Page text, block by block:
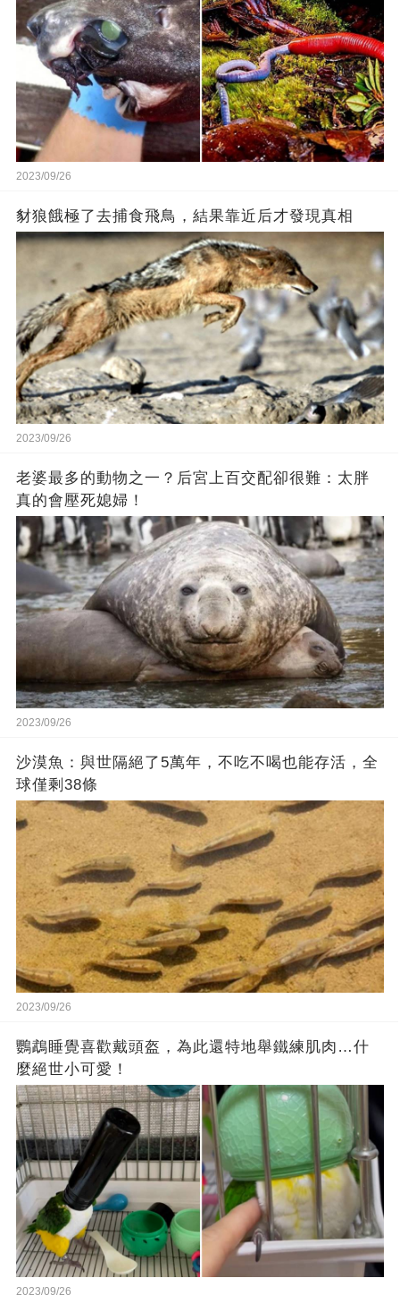
2023/09/26
豺狼餓極了去捕食飛鳥，結果靠近后才發現真相
2023/09/26
老婆最多的動物之一？后宮上百交配卻很難：太胖
真的會壓死媳婦！
2023/09/26
沙漠魚：與世隔絕了5萬年，不吃不喝也能存活，全
球僅剩38條
2023/09/26
鸚鵡睡覺喜歡戴頭盔，為此還特地舉鐵練肌肉…什
麼絕世小可愛！
2023/09/26